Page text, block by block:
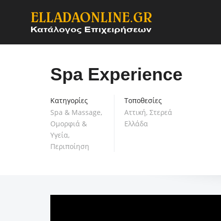
Spa Experience
Κατηγορίες
Spa & Massage,
Ομορφιά &
Υγεία,
Περιποίηση
Τοποθεσίες
Αττική, Στερεά
Ελλάδα